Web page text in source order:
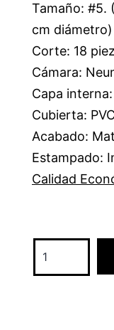
Tamaño: #5.
cm diámetro)
Corte: 18
Cámara:
Capa
Cubierta:
Acabado:
Estampado:
Calidad